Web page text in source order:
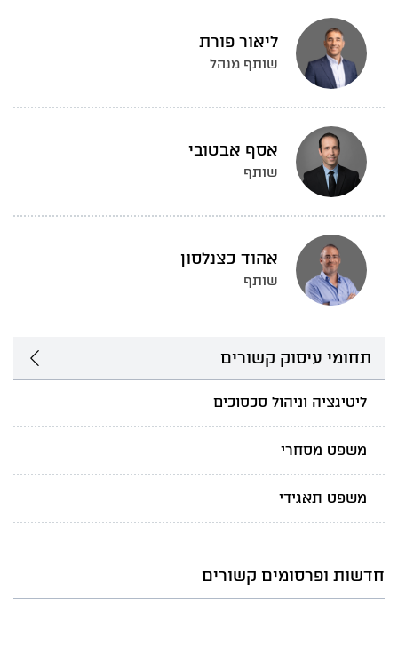
ליאור פורת
שותף מנהל
אסף אבטובי
שותף
אהוד כצנלסון
שותף
תחומי עיסוק קשורים
ליטיגציה וניהול סכסוכים
משפט מסחרי
משפט תאגידי
חדשות ופרסומים קשורים